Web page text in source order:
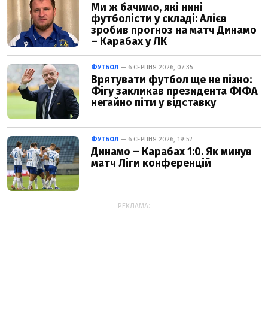
Ми ж бачимо, які нині
футболісти у складі: Алієв
зробив прогноз на матч Динамо
– Карабах у ЛК
ФУТБОЛ — 6 СЕРПНЯ 2026, 07:35
Врятувати футбол ще не пізно:
Фігу закликав президента ФІФА
негайно піти у відставку
ФУТБОЛ — 6 СЕРПНЯ 2026, 19:52
Динамо – Карабах 1:0. Як минув
матч Ліги конференцій
РЕКЛАМА: